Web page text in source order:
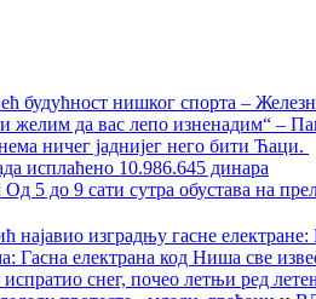
будућност нишког спорта –
желим да вас лепо изненадим“ –
ничег јаднијег него бити Ћаци.
исплаћено 10.986.645 динара
9 сати сутра обустава на
најавио изградњу гасне
Гасна електрана код Ниша све
снег, почео летњи ред